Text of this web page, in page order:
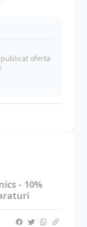
oferta
- 10%